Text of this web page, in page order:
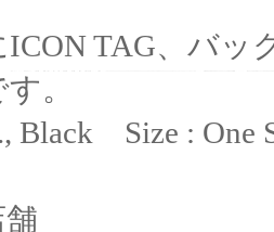
TAG、バッ
。
Black Size : One